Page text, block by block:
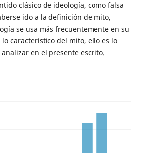
clásico de ideología, como falsa
ido a la definición de mito,
se usa más frecuentemente en su
característico del mito, ello es lo
en el presente escrito.